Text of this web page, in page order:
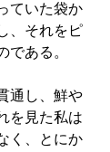
ていた袋か
、それをピ
である。
通し、鮮や
を見た私は
く、とにか